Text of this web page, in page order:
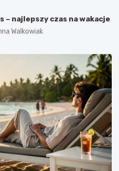
– najlepszy czas na wakacje
Walkowiak